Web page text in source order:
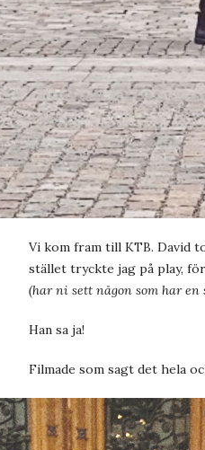
Vi kom fram till KTB. David
stället tryckte jag på play,
(har ni sett någon som har
Han sa ja!
Filmade som sagt det hela